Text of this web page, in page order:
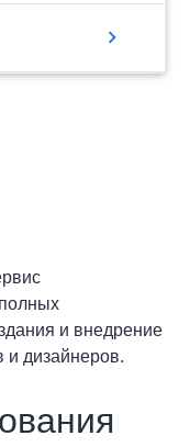
chevron_right
и внедрение
и дизайнеров.